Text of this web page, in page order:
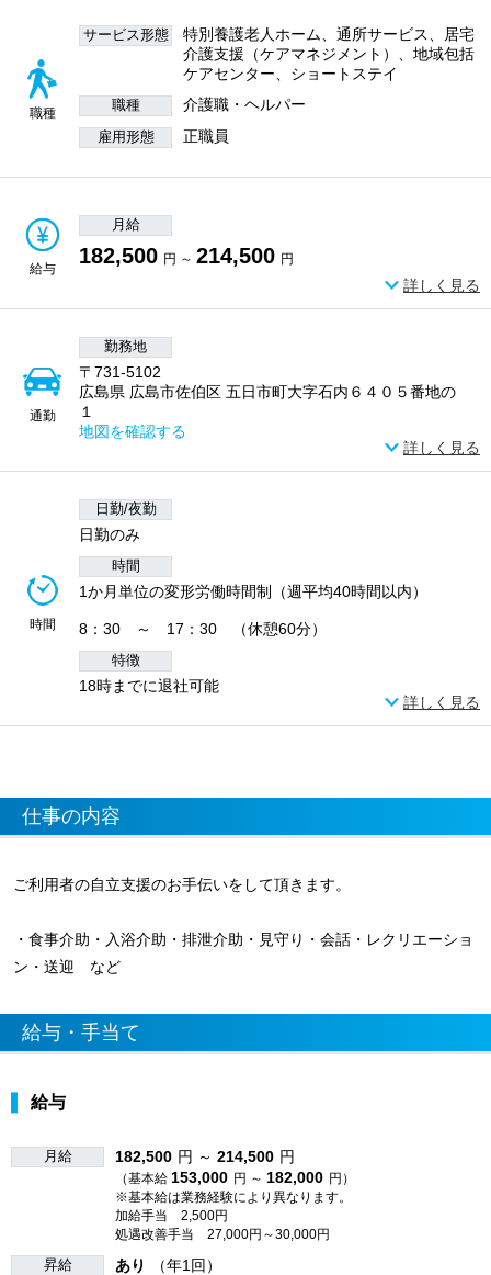
職種
サービス形態
特別養護老人ホーム、通所サービス、居宅
介護支援（ケアマネジメント）、地域包括
ケアセンター、ショートステイ
職種 介護職・ヘルパー
雇用形態 正職員
給与
月給
182,500 円 ～ 214,500 円
詳しく見る
通勤
勤務地
〒731-5102
広島県 広島市佐伯区 五日市町大字石内６４０５番地の
１
地図を確認する
詳しく見る
時間
日勤/夜勤
日勤のみ
時間
1か月単位の変形労働時間制（週平均40時間以内）
8：30 ～ 17：30 （休憩60分）
特徴
18時までに退社可能
詳しく見る
仕事の内容
ご利用者の自立支援のお手伝いをして頂きます。
・食事介助・入浴介助・排泄介助・見守り・会話・レクリエーショ
ン・送迎 など
給与・手当て
給与
月給 182,500 円 ～ 214,500 円
（基本給 153,000 円 ～ 182,000 円）
※基本給は業務経験により異なります。
加給手当 2,500円
処遇改善手当 27,000円～30,000円
昇給 あり （年1回）